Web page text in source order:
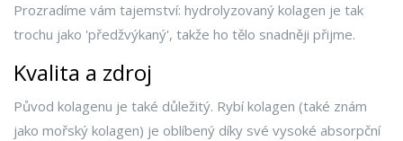
Prozradíme vám tajemství: hydrolyzovaný kolagen je tak
trochu jako 'předžvýkaný', takže ho tělo snadněji přijme.
Kvalita a zdroj
Původ kolagenu je také důležitý. Rybí kolagen (také znám
jako mořský kolagen) je oblíbený díky své vysoké absorpční